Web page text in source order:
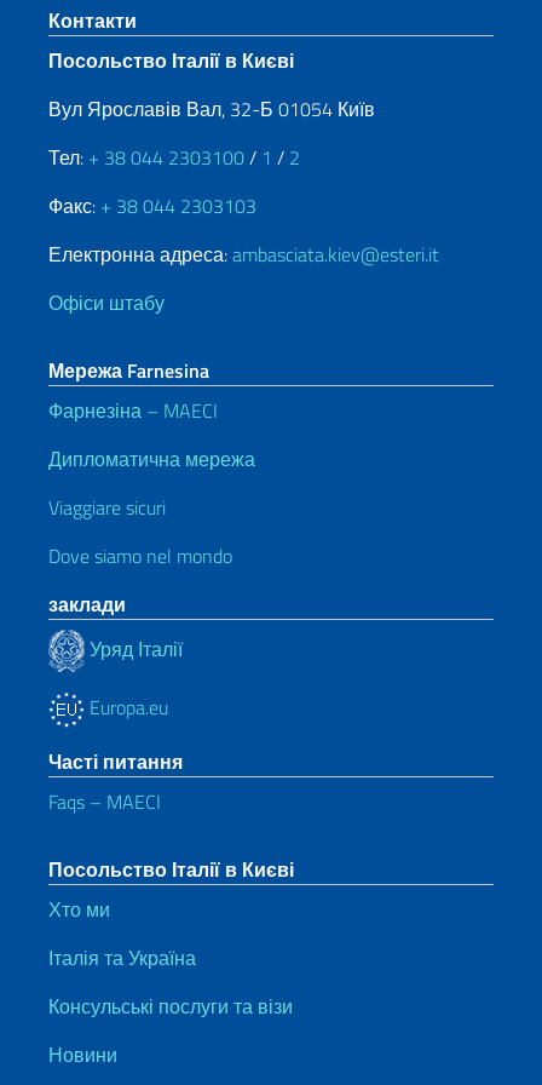
Sezione footer
Контакти
Посольство Італії в Києві
Вул Ярославів Вал, 32-Б 01054 Київ
Тел: + 38 044 2303100/ 1 / 2
Факс: + 38 044 2303103
Електронна адреса:ambasciata.kiev@esteri.it
Офіси штабу
Мережа Farnesina
Фарнезіна – MAECI
Дипломатична мережа
Viaggiare sicuri
Dove siamo nel mondo
заклади
Уряд Італії
Europa.eu
Часті питання
Faqs – MAECI
Посольство Італії в Києві
Хто ми
Італія та Україна
Консульські послуги та візи
Новини